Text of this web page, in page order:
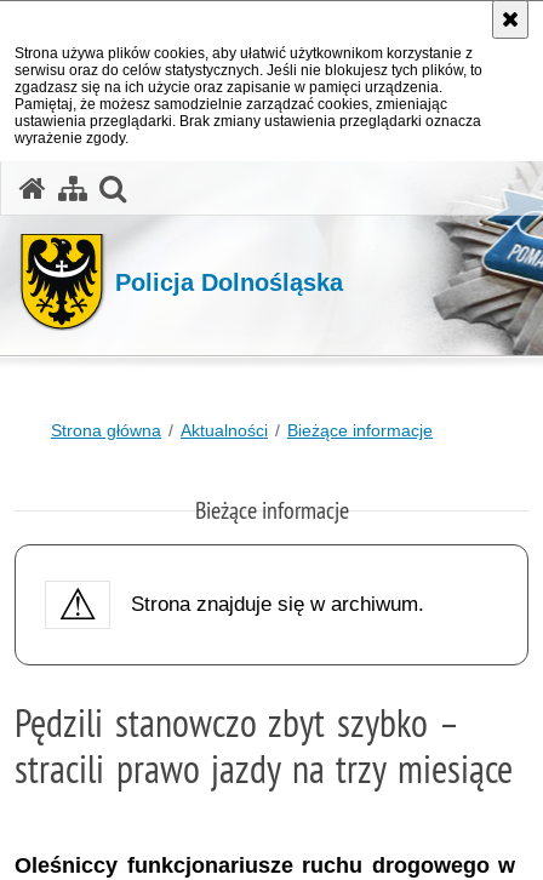
Strona używa plików cookies, aby ułatwić użytkownikom korzystanie z
serwisu oraz do celów statystycznych. Jeśli nie blokujesz tych plików, to
zgadzasz się na ich użycie oraz zapisanie w pamięci urządzenia.
Pamiętaj, że możesz samodzielnie zarządzać cookies, zmieniając
ustawienia przeglądarki. Brak zmiany ustawienia przeglądarki oznacza
wyrażenie zgody.
Policja Dolnośląska
Strona główna Aktualności Bieżące informacje
Bieżące informacje
Strona znajduje się w archiwum.
Pędzili stanowczo zbyt szybko –
stracili prawo jazdy na trzy miesiące
Oleśniccy funkcjonariusze ruchu drogowego w